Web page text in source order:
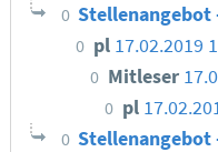
0
0 pl 17.02.2019
0 Mitleser
0 pl
0